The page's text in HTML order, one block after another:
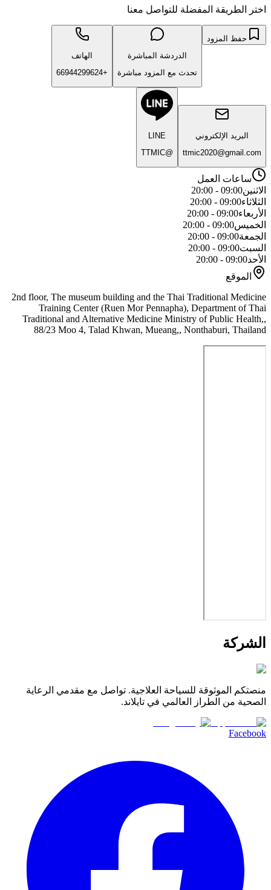
اختر الطريقة المفضلة للتواصل معنا
حفظ المزود
الدردشة المباشرة
تحدث مع المزود مباشرة
الهاتف
+66944299624
البريد الإلكتروني
ttmic2020@gmail.com
LINE
@TTMIC
ساعات العمل
الاثنين09:00 - 20:00
الثلاثاء09:00 - 20:00
الأربعاء09:00 - 20:00
الخميس09:00 - 20:00
الجمعة09:00 - 20:00
السبت09:00 - 20:00
الأحد09:00 - 20:00
الموقع
2nd floor, The museum building and the Thai Traditional Medicine
Training Center (Ruen Mor Pennapha), Department of Thai
Traditional and Alternative Medicine Ministry of Public Health,,
88/23 Moo 4, Talad Khwan, Mueang,, Nonthaburi, Thailand
الشركة
منصتكم الموثوقة للسياحة العلاجية. تواصل مع مقدمي الرعاية
الصحية من الطراز العالمي في تايلاند.
Facebook